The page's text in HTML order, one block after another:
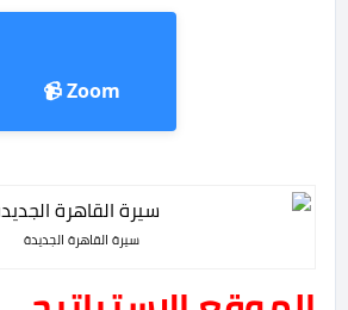
Zoom 📹
سيرة القاهرة الجديدة